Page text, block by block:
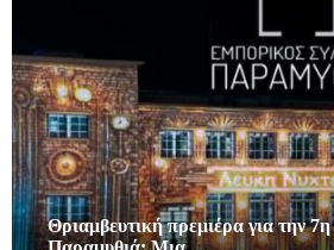
Θριαμβευτική πρεμιέρα για την